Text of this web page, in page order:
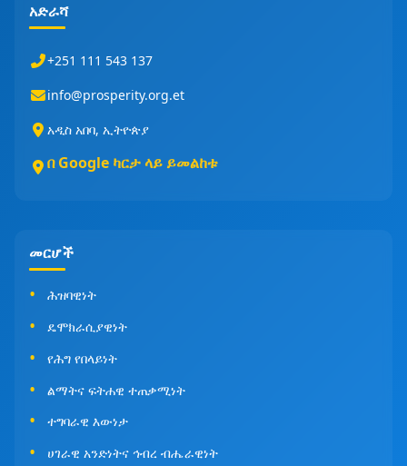
አድራሻ
+251 111 543 137
info@prosperity.org.et
አዲስ አበባ, ኢትዮጵያ
በ Google ካርታ ላይ ይመልከቱ
መርሆች
ሕዝባዊነት
ዴሞክራሲያዊነት
የሕግ የበላይነት
ልማትና ፍትሐዊ ተጠቃሚነት
ተግባራዊ እውነታ
ሀገራዊ አንድነትና ኅብረ ብሔራዊነት